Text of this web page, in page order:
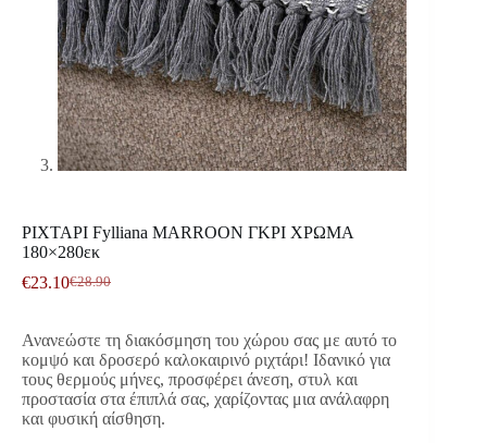
ΡΙΧΤΑΡΙ Fylliana MARROON ΓΚΡΙ ΧΡΩΜΑ
180×280εκ
€28.90
Original
was:
€28.90.
€23.10Η
τιμή
είναι:
€23.10.
Ανανεώστε τη διακόσμηση του χώρου σας με αυτό το
κομψό και δροσερό καλοκαιρινό ριχτάρι! Ιδανικό για
τους θερμούς μήνες, προσφέρει άνεση, στυλ και
προστασία στα έπιπλά σας, χαρίζοντας μια ανάλαφρη
και φυσική αίσθηση.